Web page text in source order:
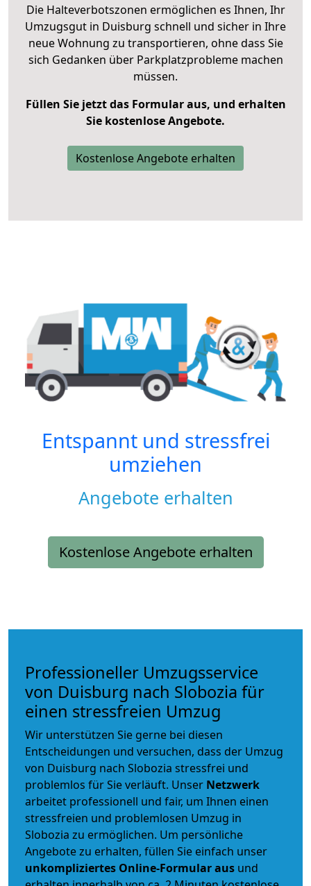
Die Halteverbotszonen ermöglichen es Ihnen, Ihr
Umzugsgut in Duisburg schnell und sicher in Ihre
neue Wohnung zu transportieren, ohne dass Sie
sich Gedanken über Parkplatzprobleme machen
müssen.
Füllen Sie jetzt das Formular aus, und erhalten
Sie kostenlose Angebote.
Kostenlose Angebote erhalten
Entspannt und stressfrei
umziehen
Angebote erhalten
Kostenlose Angebote erhalten
Professioneller Umzugsservice
von Duisburg nach Slobozia für
einen stressfreien Umzug
Wir unterstützen Sie gerne bei diesen
Entscheidungen und versuchen, dass der Umzug
von Duisburg nach Slobozia stressfrei und
problemlos für Sie verläuft. Unser Netzwerk
arbeitet professionell und fair, um Ihnen einen
stressfreien und problemlosen Umzug in
Slobozia zu ermöglichen. Um persönliche
Angebote zu erhalten, füllen Sie einfach unser
unkompliziertes Online-Formular aus und